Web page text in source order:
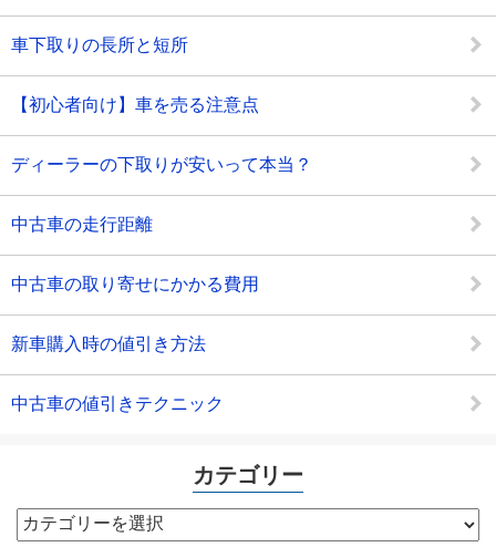
車下取りの長所と短所
【初心者向け】車を売る注意点
ディーラーの下取りが安いって本当？
中古車の走行距離
中古車の取り寄せにかかる費用
新車購入時の値引き方法
中古車の値引きテクニック
カテゴリー
カ